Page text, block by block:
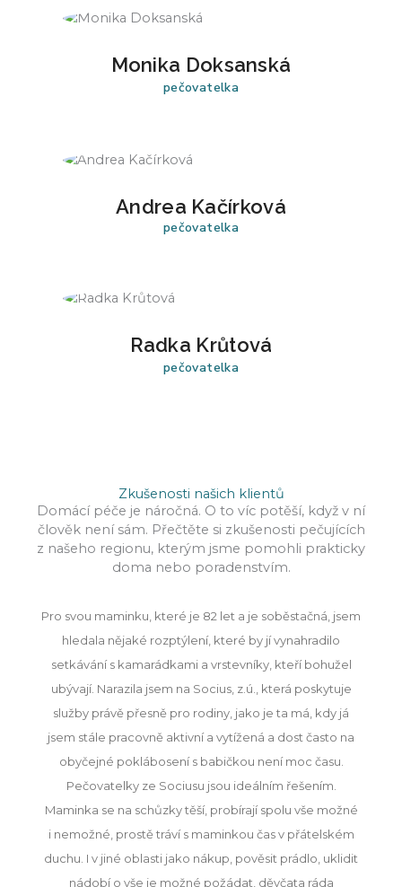
Monika Doksanská
pečovatelka
Andrea Kačírková
pečovatelka
Radka Krůtová
pečovatelka
Zkušenosti našich klientů
Domácí péče je náročná. O to víc potěší, když v ní
člověk není sám. Přečtěte si zkušenosti pečujících
z našeho regionu, kterým jsme pomohli prakticky
doma nebo poradenstvím.
Pro svou maminku, které je 82 let a je soběstačná, jsem
hledala nějaké rozptýlení, které by jí vynahradilo
setkávání s kamarádkami a vrstevníky, kteří bohužel
ubývají. Narazila jsem na Socius, z.ú., která poskytuje
služby právě přesně pro rodiny, jako je ta má, kdy já
jsem stále pracovně aktivní a vytížená a dost často na
obyčejné poklábosení s babičkou není moc času.
Pečovatelky ze Sociusu jsou ideálním řešením.
Maminka se na schůzky těší, probírají spolu vše možné
i nemožné, prostě tráví s maminkou čas v přátelském
duchu. I v jiné oblasti jako nákup, pověsit prádlo, uklidit
nádobí o vše je možné požádat, děvčata ráda